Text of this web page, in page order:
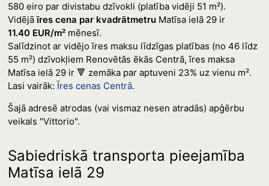
580 eiro par divistabu dzīvokli (platība vidēji 51 m²).
Vidējāīres cena par kvadrātmetruMatīsa ielā 29 ir
11.40 EUR/m²mēnesī.
Salīdzinot ar vidējo īres maksu līdzīgas platības (no 46 līdz
55 m²) dzīvokļiem Renovētās ēkās Centrā, īres maksa
Matīsa ielā 29 ir 🔻 zemāka par aptuveni 23% uz vienu m².
Lasi vairāk:Īres cenas Centrā.
Šajā adresē atrodas (vai vismaz nesen atradās) apģērbu
veikals "Vittorio".
Sabiedriskā transporta pieejamība
Matīsa ielā 29